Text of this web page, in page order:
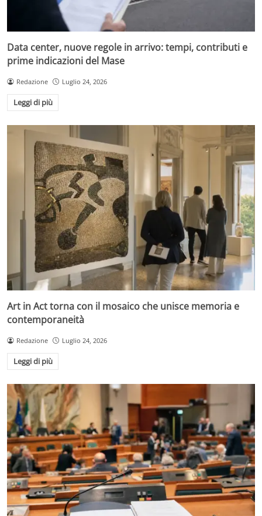
Data center, nuove regole in arrivo: tempi, contributi e
prime indicazioni del Mase
Redazione Luglio 24, 2026
Leggi di più
Art in Act torna con il mosaico che unisce memoria e
contemporaneità
Redazione Luglio 24, 2026
Leggi di più